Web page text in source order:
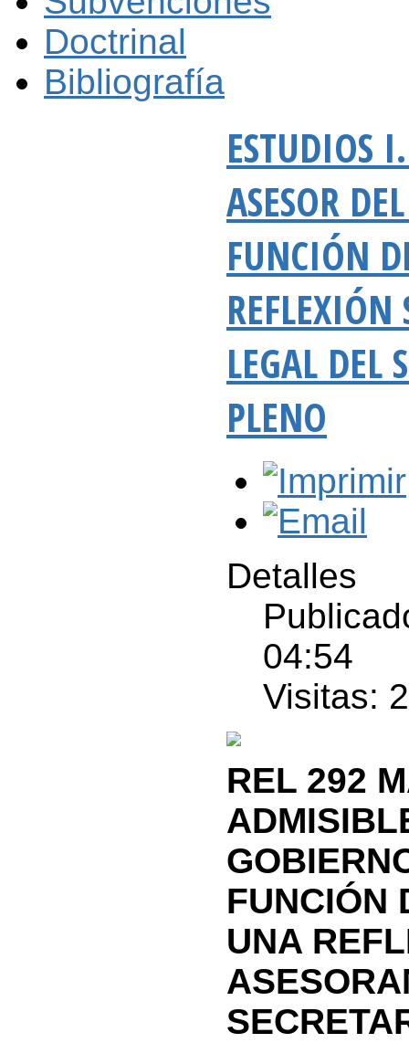
Doctrinal
Bibliografía
ESTUDIOS
ASESOR
FUNCIÓN
REFLEXIÓN
LEGAL DEL
PLENO
Detalles
04:54
Visitas:
REL 292
FUNCIÓN
UNA